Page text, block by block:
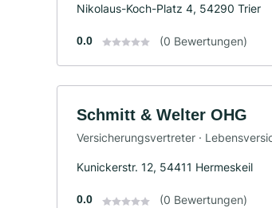
Nikolaus-Koch-Platz 4, 54290 Trier
0.0 (0 Bewertungen)
Schmitt & Welter OHG
Versicherungsvertreter ·
Kunickerstr. 12, 54411 Hermeskeil
0.0 (0 Bewertungen)